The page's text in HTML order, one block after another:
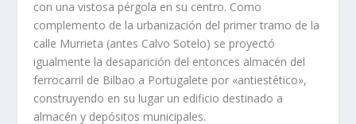
con una vistosa pérgola en su centro. Como
complemento de la urbanización del primer tramo de la
calle Murrieta (antes Calvo Sotelo) se proyectó
igualmente la desaparición del entonces almacén del
ferrocarril de Bilbao a Portugalete por «antiestético»,
construyendo en su lugar un edificio destinado a
almacén y depósitos municipales.